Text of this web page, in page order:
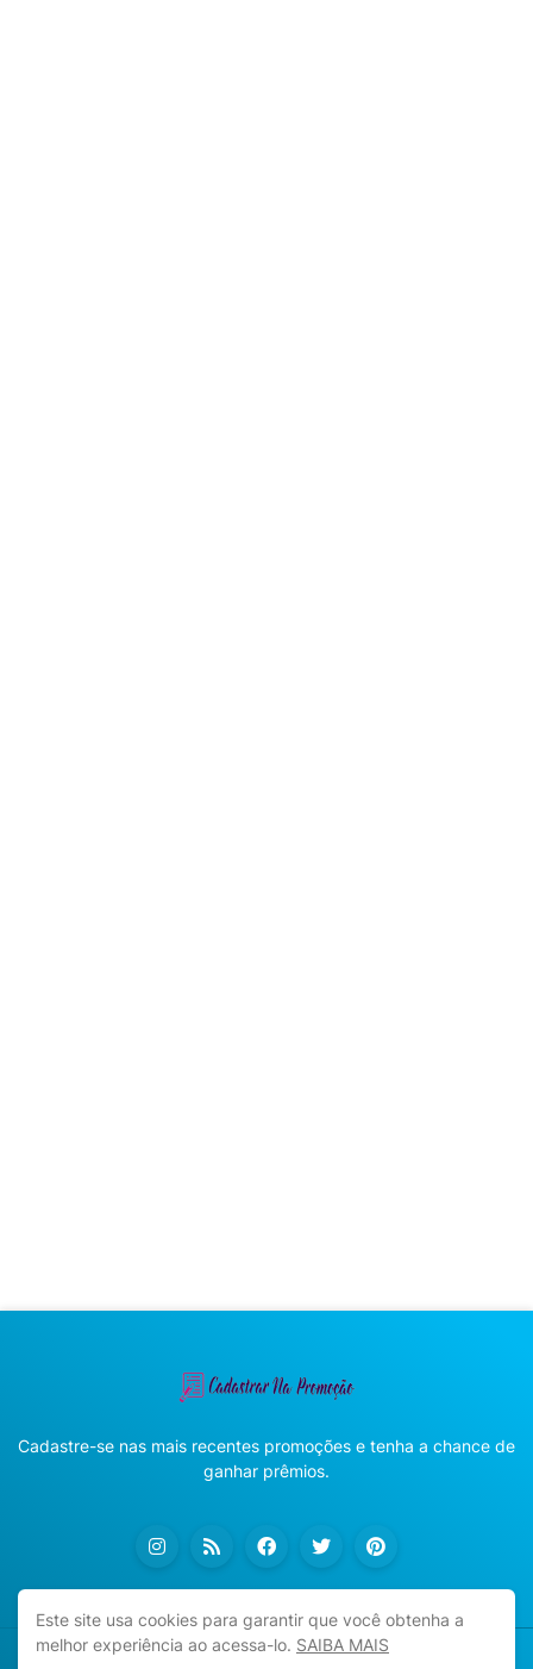
Cadastre-se nas mais recentes promoções e tenha a chance de
ganhar prêmios.
Este site usa cookies para garantir que você obtenha a
melhor experiência ao acessa-lo. SAIBA MAIS